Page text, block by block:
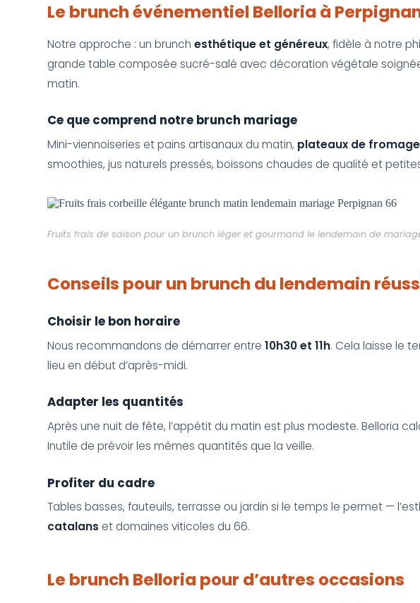
Le brunch événementiel Belloria à
Notre approche : un brunchesthétique et généreux, fidèle à notre
grande table composée sucré-salé avec décoration végétale
matin.
Ce que comprend notre brunch mariage
Mini-viennoiseries et pains artisanaux du matin, plateaux de
smoothies, jus naturels pressés, boissons chaudes de qualité et
Fruits frais de saison pour un brunch léger et gourmand le lendemain de
Conseils pour un brunch du lendemain
Choisir le bon horaire
Nous recommandons de démarrer entre10h30 et 11h. Cela laisse le
lieu en début d’après-midi.
Adapter les quantités
Après une nuit de fête, l’appétit du matin est plus modeste. Belloria
Inutile de prévoir les mêmes quantités que la veille.
Profiter du cadre
Tables basses, fauteuils, terrasse ou jardin si le temps le permet —
catalans et domaines viticoles du 66.
Le brunch Belloria pour d’autres occasions